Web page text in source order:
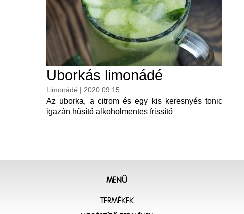
Uborkás limonádé
Limonádé | 2020.09.15.
Az uborka, a citrom és egy kis keresnyés tonic
igazán hűsítő alkoholmentes frissítő
MENÜ
TERMÉKEK